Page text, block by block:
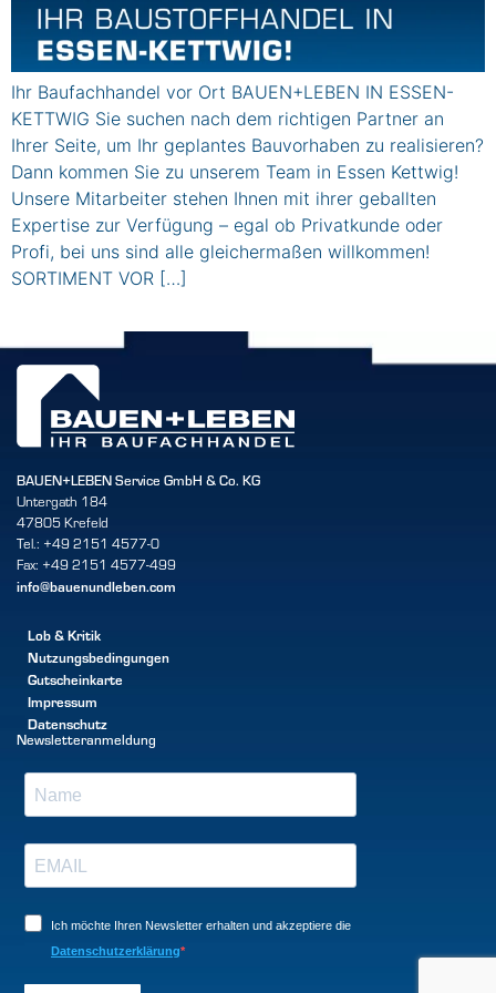
Ihr Baufachhandel vor Ort BAUEN+LEBEN IN ESSEN-
KETTWIG Sie suchen nach dem richtigen Partner an
Ihrer Seite, um Ihr geplantes Bauvorhaben zu realisieren?
Dann kommen Sie zu unserem Team in Essen Kettwig!
Unsere Mitarbeiter stehen Ihnen mit ihrer geballten
Expertise zur Verfügung – egal ob Privatkunde oder
Profi, bei uns sind alle gleichermaßen willkommen!
SORTIMENT VOR […]
BAUEN+LEBEN Service GmbH & Co. KG
Untergath 184
47805 Krefeld
Tel.: +49 2151 4577-0
Fax: +49 2151 4577-499
info@bauenundleben.com
Lob & Kritik
Nutzungsbedingungen
Gutscheinkarte
Impressum
Datenschutz
Newsletteranmeldung
Ich möchte Ihren Newsletter erhalten und akzeptiere die
Datenschutzerklärung